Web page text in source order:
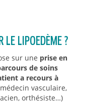
LE LIPOEDÈME ?
sur une prise en
de soins
a recours à
vasculaire,
orthésiste…)